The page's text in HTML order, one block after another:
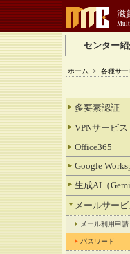
滋
センター
ホーム > 各種サー
多要素認証
VPNサービス
Office365
Google
生成AI（
メールサービ
メール利用申請
パスワード